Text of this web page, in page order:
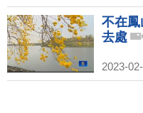
不在
去處
2023-